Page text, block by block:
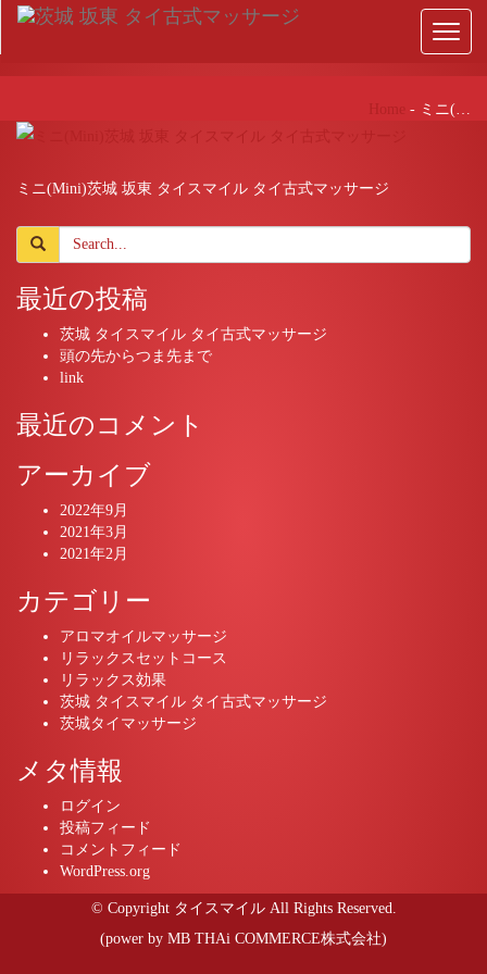
Toggle
Home - ミニ(…
ミニ(Mini)茨城 坂東 タイスマイル タイ古式マッサージ
最近の投稿
茨城 タイスマイル タイ古式マッサージ
頭の先からつま先まで
link
最近のコメント
アーカイブ
2022年9月
2021年3月
2021年2月
カテゴリー
アロマオイルマッサージ
リラックスセットコース
リラックス効果
茨城 タイスマイル タイ古式マッサージ
茨城タイマッサージ
メタ情報
ログイン
投稿フィード
コメントフィード
WordPress.org
© Copyright タイスマイル All Rights Reserved.
(power by MB THAi COMMERCE株式会社)